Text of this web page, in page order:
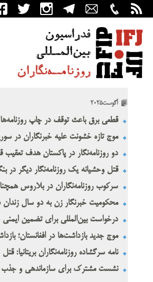
آگوست2025
قطعی برق باعث توقف در چاپ
موج تازه خشونت علیه خبرنگاران در
دو روزنامه‌نگار در پاکستان هدف تعقیب
قتل وحشیانه یک روزنامه‌نگار دیگر در
سرکوب روزنامه‌نگاران در بلاروس
محکومیت خبرنگار زن به دو سال
درخواست بین‌المللی برای تضمین ایمنی
موج جدید بازداشت‌ها در افغانستان؛
نامه سرگشاده روزنامه‌نگاران بریتانیا:
نشست مشترک برای سازماندهی و جذب